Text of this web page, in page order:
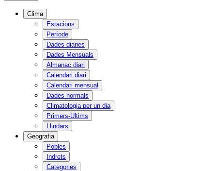
Clima
Estacions
Període
Dades diaries
Dades Mensuals
Almanac diari
Calendari diari
Calendari mensual
Dades normals
Climatologia per un dia
Primers-Ultims
Llindars
Geografia
Pobles
Indrets
Categories